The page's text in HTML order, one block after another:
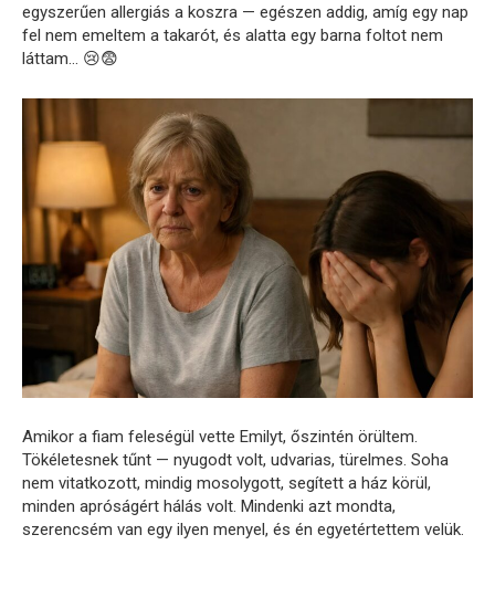
egyszerűen allergiás a koszra — egészen addig, amíg egy nap
fel nem emeltem a takarót, és alatta egy barna foltot nem
láttam… 😢😨
Amikor a fiam feleségül vette Emilyt, őszintén örültem.
Tökéletesnek tűnt — nyugodt volt, udvarias, türelmes. Soha
nem vitatkozott, mindig mosolygott, segített a ház körül,
minden apróságért hálás volt. Mindenki azt mondta,
szerencsém van egy ilyen menyel, és én egyetértettem velük.